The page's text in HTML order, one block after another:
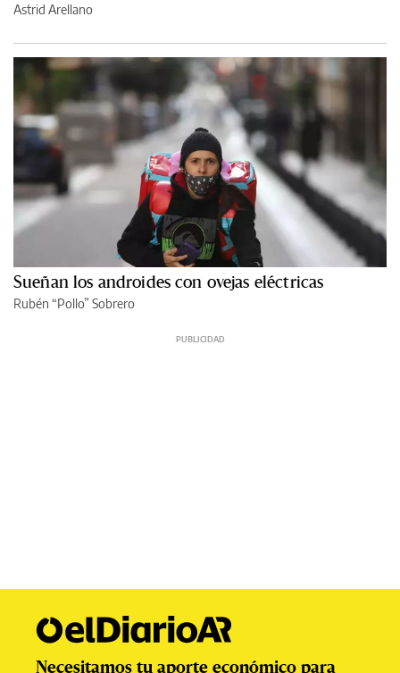
Astrid Arellano
Sueñan los androides con ovejas eléctricas
Rubén “Pollo” Sobrero
Necesitamos tu aporte económico para